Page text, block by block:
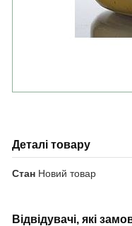
Деталі товару
Стан Новий товар
Відвідувачі, які